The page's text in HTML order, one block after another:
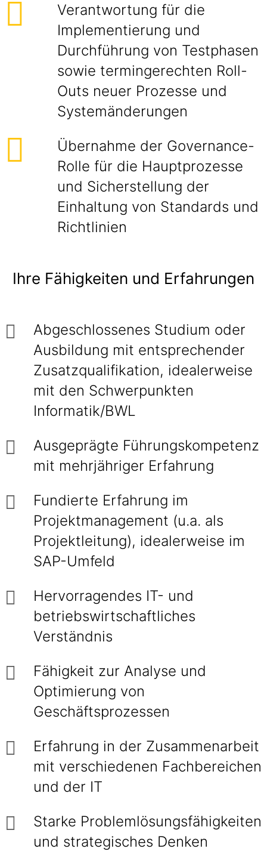
Verantwortung für die
Implementierung und
Durchführung von Testphasen
sowie termingerechten Roll-
Outs neuer Prozesse und
Systemänderungen
Übernahme der Governance-
Rolle für die Hauptprozesse
und Sicherstellung der
Einhaltung von Standards und
Richtlinien
Ihre Fähigkeiten und Erfahrungen
Abgeschlossenes Studium oder
Ausbildung mit entsprechender
Zusatzqualifikation, idealerweise
mit den Schwerpunkten
Informatik/BWL
Ausgeprägte Führungskompetenz
mit mehrjähriger Erfahrung
Fundierte Erfahrung im
Projektmanagement (u.a. als
Projektleitung), idealerweise im
SAP-Umfeld
Hervorragendes IT- und
betriebswirtschaftliches
Verständnis
Fähigkeit zur Analyse und
Optimierung von
Geschäftsprozessen
Erfahrung in der Zusammenarbeit
mit verschiedenen Fachbereichen
und der IT
Starke Problemlösungsfähigkeiten
und strategisches Denken